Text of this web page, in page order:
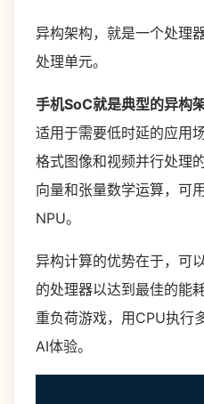
异构架构，就是一个处理
处理单元。
手机SoC就是典型的异构架
适用于需要低时延的应用
格式图像和视频并行处理
向量和张量数学运算，可
NPU。
异构计算的优势在于，可
的处理器以达到最佳的能
重负荷游戏，用CPU执行
AI体验。